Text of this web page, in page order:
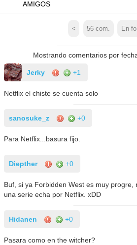
AMIGOS
< 56 com. En
Mostrando comentarios por
Jerky +1
Netflix el chiste se cuenta solo
sanosuke_z +0
Para Netflix...basura fijo.
Diepther +0
Buf, si ya Forbidden West es muy progre,
una serie echa por Netflix. xDD
Hidanen +0
Pasara como en the witcher?